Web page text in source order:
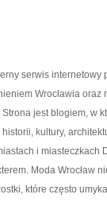
serwis
Wrocławia
jest blogiem, w
kultury,
i miasteczkach
Moda Wrocław
które często